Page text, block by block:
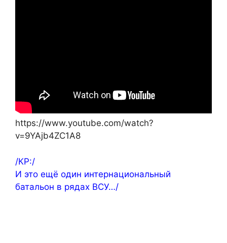
https://www.youtube.com/watch?
v=9YAjb4ZC1A8
/КР:/
И это ещё один интернациональный
батальон в рядах ВСУ…/